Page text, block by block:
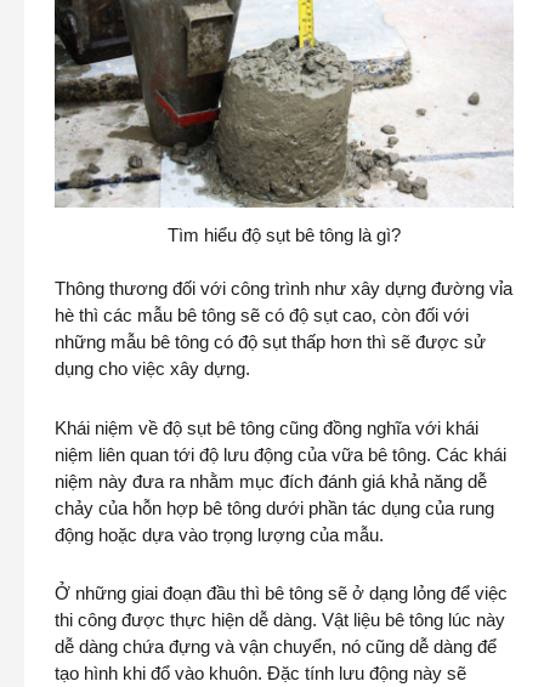
Tìm hiểu độ sụt bê tông là gì?
Thông thương đối với công trình như xây dựng đường vỉa
hè thì các mẫu bê tông sẽ có độ sụt cao, còn đối với
những mẫu bê tông có độ sụt thấp hơn thì sẽ được sử
dụng cho việc xây dựng.
Khái niệm về độ sụt bê tông cũng đồng nghĩa với khái
niệm liên quan tới độ lưu động của vữa bê tông. Các khái
niệm này đưa ra nhằm mục đích đánh giá khả năng dễ
chảy của hỗn hợp bê tông dưới phần tác dụng của rung
động hoặc dựa vào trọng lượng của mẫu.
Ở những giai đoạn đầu thì bê tông sẽ ở dạng lỏng để việc
thi công được thực hiện dễ dàng. Vật liệu bê tông lúc này
dễ dàng chứa đựng và vận chuyển, nó cũng dễ dàng để
tạo hình khi đổ vào khuôn. Đặc tính lưu động này sẽ